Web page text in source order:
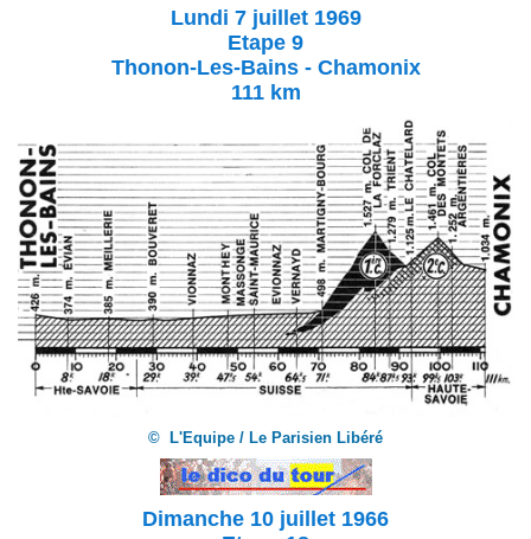
Lundi 7 juillet 1969
Etape 9
Thonon-Les-Bains - Chamonix
111 km
© L'Equipe / Le Parisien Libéré
Dimanche 10 juillet 1966